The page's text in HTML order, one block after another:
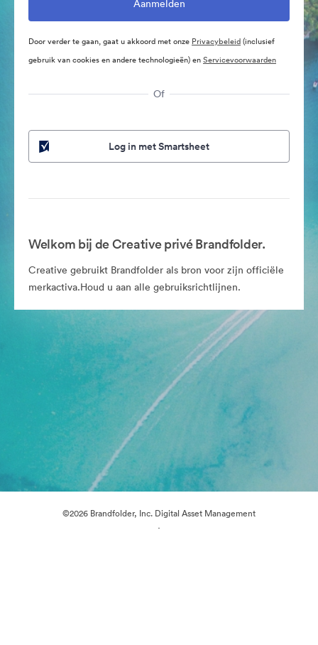
Door verder te gaan, gaat u akkoord met onze Privacybeleid(inclusief
gebruik van cookies en andere technologieën) enServicevoorwaarden
Of
Log in met Smartsheet
Welkom bij de Creative privé Brandfolder.
Creative gebruikt Brandfolder als bron voor zijn officiële
merkactiva.Houd u aan alle gebruiksrichtlijnen.
©2026 Brandfolder, Inc. Digital Asset Management
·